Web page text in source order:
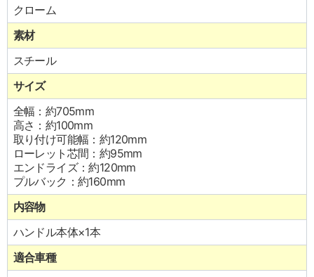
クローム
素材
スチール
サイズ
全幅：約705mm
高さ：約100mm
取り付け可能幅：約120mm
ローレット芯間：約95mm
エンドライズ：約120mm
プルバック：約160mm
内容物
ハンドル本体×1本
適合車種